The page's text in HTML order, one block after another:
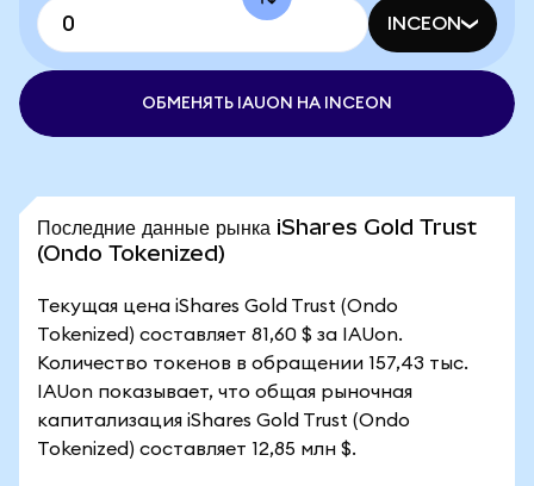
INCEON
ОБМЕНЯТЬ IAUON НА INCEON
Последние данные рынка iShares Gold Trust
(Ondo Tokenized)
Текущая цена iShares Gold Trust (Ondo
Tokenized) составляет 81,60 $ за IAUon.
Количество токенов в обращении 157,43 тыс.
IAUon показывает, что общая рыночная
капитализация iShares Gold Trust (Ondo
Tokenized) составляет 12,85 млн $.